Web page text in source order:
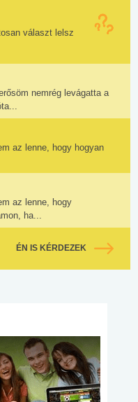
választ lelsz
nemrég levágatta a
az lenne, hogy hogyan
az lenne, hogy
ha...
ÉN IS KÉRDEZEK